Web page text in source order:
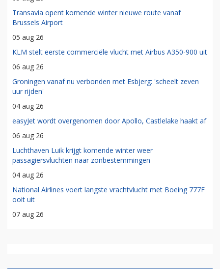
Transavia opent komende winter nieuwe route vanaf
Brussels Airport
05 aug 26
KLM stelt eerste commerciële vlucht met Airbus A350-900 uit
06 aug 26
Groningen vanaf nu verbonden met Esbjerg: 'scheelt zeven
uur rijden'
04 aug 26
easyJet wordt overgenomen door Apollo, Castlelake haakt af
06 aug 26
Luchthaven Luik krijgt komende winter weer
passagiersvluchten naar zonbestemmingen
04 aug 26
National Airlines voert langste vrachtvlucht met Boeing 777F
ooit uit
07 aug 26